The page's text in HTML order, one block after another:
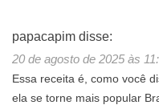
papacapim disse:
20 de agosto de 2025 às
Essa receita é, como você
ela se torne mais popular